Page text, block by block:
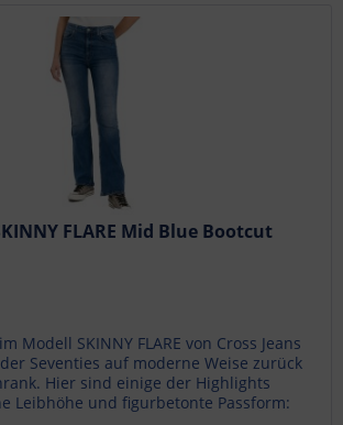
FLARE Mid Blue Bootcut
Modell SKINNY FLARE von Cross Jeans
Seventies auf moderne Weise zurück
Hier sind einige der Highlights
Leibhöhe und figurbetonte Passform: